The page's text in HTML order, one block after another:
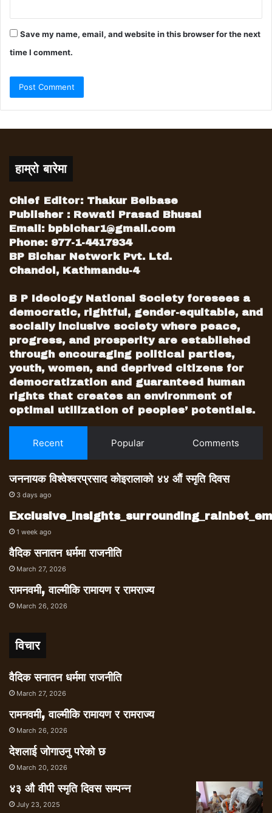
Save my name, email, and website in this browser for the next
time I comment.
हाम्रो बारेमा
Chief Editor: Thakur Belbase
Publisher : Rewati Prasad Bhusal
Email: bpbichar1@gmail.com
Phone: 977-1-4417934
BP Bichar Network Pvt. Ltd.
Chandol, Kathmandu-4
B P Ideology National Society foresees a
democratic, rightful, gender-equitable, and
socially inclusive society where peace,
progress, and prosperity are established
through encouraging political parties,
youth, women, and deprived citizens for
democratization and guaranteed human
rights that creates an environment of
optimal utilization of peoples’ potentials.
Recent Popular Comments
जननायक विश्वेश्वरप्रसाद कोइरालाको ४४ औं स्मृति दिवस
3 days ago
1 week ago
वैदिक सनातन धर्ममा राजनीति
March 27, 2026
रामनवमी, वाल्मीकि रामायण र रामराज्य
March 26, 2026
विचार
वैदिक सनातन धर्ममा राजनीति
March 27, 2026
रामनवमी, वाल्मीकि रामायण र रामराज्य
March 26, 2026
देशलाई जोगाउनु परेको छ
March 20, 2026
४३ औ वीपी स्मृति दिवस सम्पन्न
July 23, 2025